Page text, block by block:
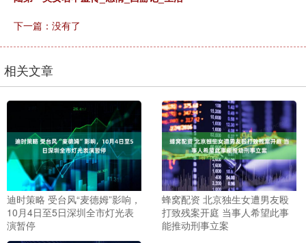
下一篇：没有了
相关文章
迪时策略 受台风“麦德姆”影响，
10月4日至5日深圳全市灯光表
演暂停
蜂窝配资 北京独生女遭男友殴
打致残案开庭 当事人希望此事
能推动刑事立案